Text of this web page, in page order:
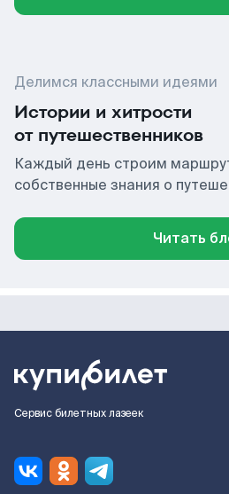
Делимся классными идеями
Истории и хитрости
от путешественников
Каждый день строим
собственные знания о
Читать
Сервис билетных лазеек